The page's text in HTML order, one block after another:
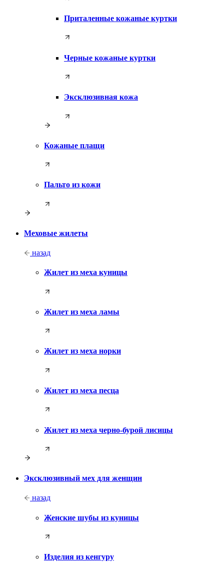
Приталенные кожаные куртки
Черные кожаные куртки
Эксклюзивная кожа
Кожаные плащи
Пальто из кожи
Меховые жилеты
назад
Жилет из меха куницы
Жилет из меха ламы
Жилет из меха норки
Жилет из меха песца
Жилет из меха черно-бурой лисицы
Эксклюзивный мех для женщин
назад
Женские шубы из куницы
Изделия из кенгуру